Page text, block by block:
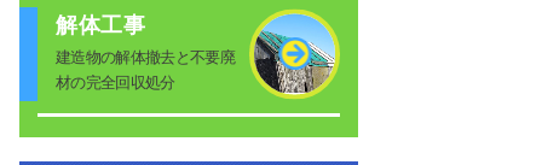
解体工事
建造物の解体撤去と不要廃
材の完全回収処分